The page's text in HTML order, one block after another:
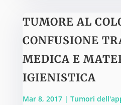
TUMORE AL
CONFUSIONE
MEDICA E
IGIENISTICA
Mar 8, 2017| Tumori